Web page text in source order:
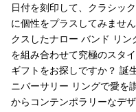
日付を刻印して、クラシッ
に個性をプラスしてみませ
クスしたナロー バンド リ
を組み合わせて究極のスタ
ギフトをお探しですか？ 誕
ニバーサリー リングで愛を
からコンテンポラリーなデ